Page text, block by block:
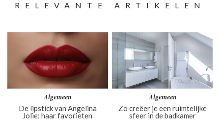
RELEVANTE ARTIKELEN
Algemeen
De lipstick van Angelina
Jolie: haar favorieten
Algemeen
Zo creëer je een ruimtelijke
sfeer in de badkamer